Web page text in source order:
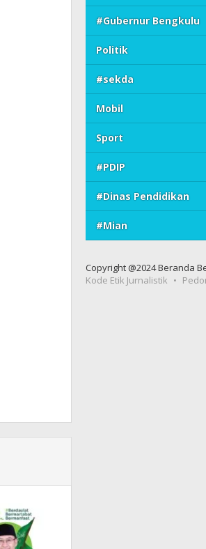
#Gubernur Bengkulu
Politik
#sekda
Mobil
Sport
#PDIP
#Dinas Pendidikan
#Mian
Copyright @2024 Beranda
Kode Etik Jurnalistik